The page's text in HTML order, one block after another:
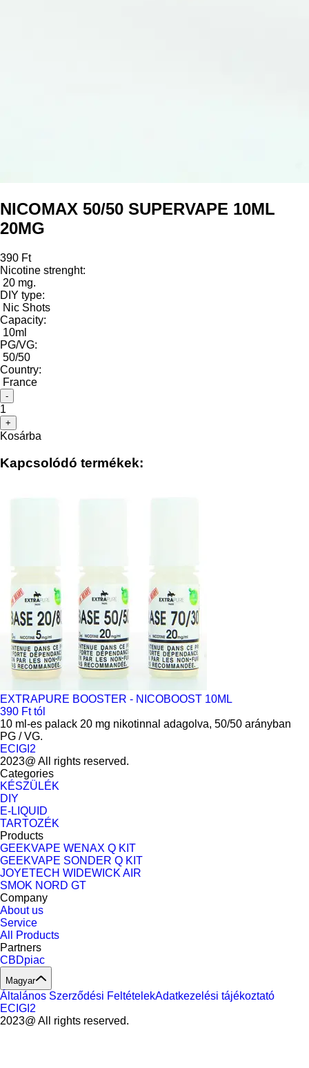
NICOMAX 50/50 SUPERVAPE 10ML
20MG
390 Ft
Nicotine strenght:
20 mg.
DIY type:
Nic Shots
Capacity:
10ml
PG/VG:
50/50
Country:
France
-
1
+
Kosárba
Kapcsolódó termékek:
EXTRAPURE BOOSTER - NICOBOOST 10ML
390 Ft tól
10 ml-es palack 20 mg nikotinnal adagolva, 50/50 arányban
PG / VG.
ECIGI2
2023@ All rights reserved.
Categories
KÉSZÜLÉK
DIY
E-LIQUID
TARTOZÉK
Products
GEEKVAPE WENAX Q KIT
GEEKVAPE SONDER Q KIT
JOYETECH WIDEWICK AIR
SMOK NORD GT
Company
About us
Service
All Products
Partners
CBDpiac
Magyar
Általános Szerződési FeltételekAdatkezelési tájékoztató
ECIGI2
2023@ All rights reserved.